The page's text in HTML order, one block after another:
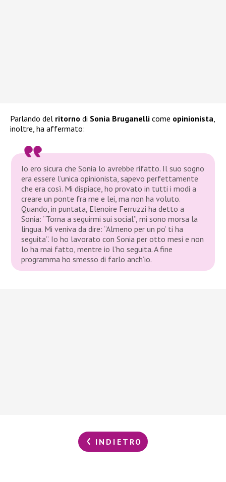
Parlando del ritorno di Sonia Bruganelli come opinionista
inoltre, ha affermato:
Io ero sicura che Sonia lo avrebbe rifatto. Il suo sogno
era essere l’unica opinionista, sapevo perfettamente
che era così. Mi dispiace, ho provato in tutti i modi a
creare un ponte fra me e lei, ma non ha voluto.
Quando, in puntata, Elenoire Ferruzzi ha detto a
Sonia: “Torna a seguirmi sui social”, mi sono morsa la
lingua. Mi veniva da dire: “Almeno per un po’ ti ha
seguita”. Io ho lavorato con Sonia per otto mesi e non
lo ha mai fatto, mentre io l’ho seguita. A fine
programma ho smesso di farlo anch’io.
INDIETRO